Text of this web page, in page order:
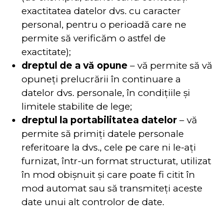
exactitatea datelor dvs. cu caracter
personal, pentru o perioadă care ne
permite să verificăm o astfel de
exactitate);
dreptul de a vă opune – vă permite să vă
opuneți prelucrării în continuare a
datelor dvs. personale, în condițiile și
limitele stabilite de lege;
dreptul la portabilitatea datelor – vă
permite să primiți datele personale
referitoare la dvs., cele pe care ni le-ați
furnizat, într-un format structurat, utilizat
în mod obișnuit și care poate fi citit în
mod automat sau să transmiteți aceste
date unui alt controlor de date.